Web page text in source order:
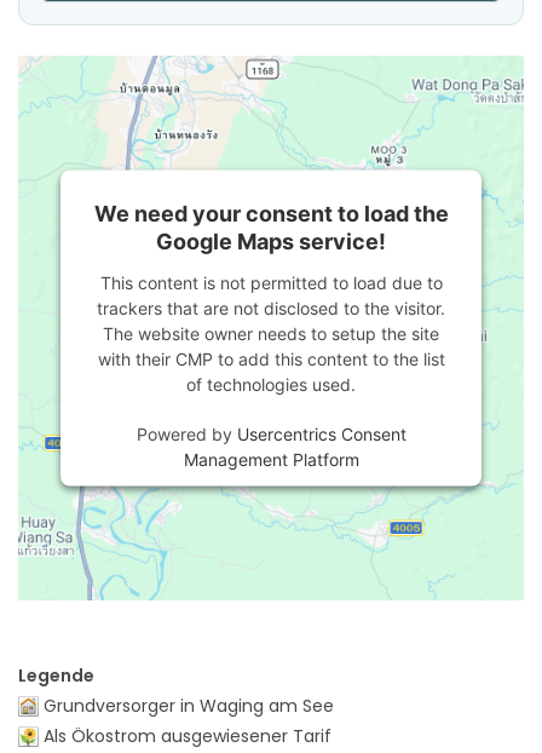
We need your consent to load the
Google Maps service!
This content is not permitted to load due to
trackers that are not disclosed to the visitor.
The website owner needs to setup the site
with their CMP to add this content to the list
of technologies used.
Powered by Usercentrics Consent
Management Platform
Legende
Grundversorger in Waging am See
Als Ökostrom ausgewiesener Tarif